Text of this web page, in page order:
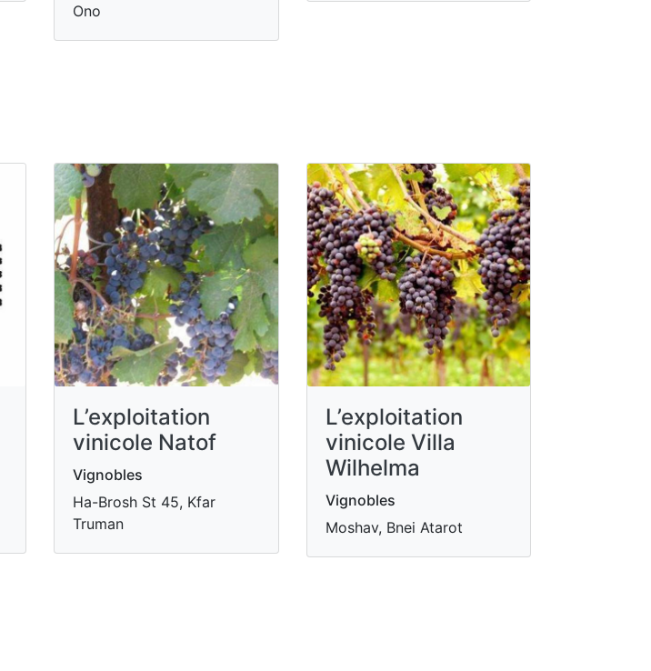
Ono
L’exploitation
vinicole Natof
Vignobles
Ha-Brosh St 45, Kfar
Truman
L’exploitation
vinicole Villa
Wilhelma
Vignobles
Moshav, Bnei Atarot